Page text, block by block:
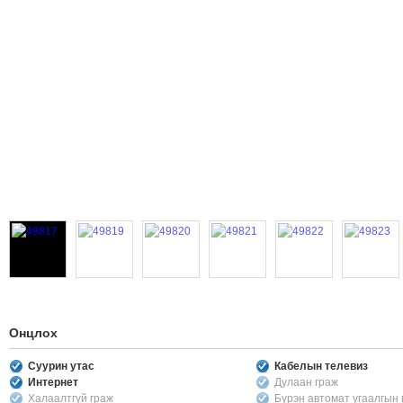
Онцлох
Суурин утас
Кабелын телевиз
Интернет
Дулаан граж
Халаалтгүй граж
Бүрэн автомат